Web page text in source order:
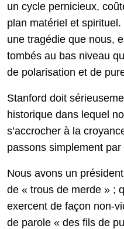
un cycle pernicieux,
plan matériel et
une tragédie que nous,
tombés au bas niveau
de polarisation et de
Stanford doit
historique dans lequel
s’accrocher à la
passons simplement
Nous avons un
de « trous de merde » ;
exercent de façon non-
de parole « des fils de